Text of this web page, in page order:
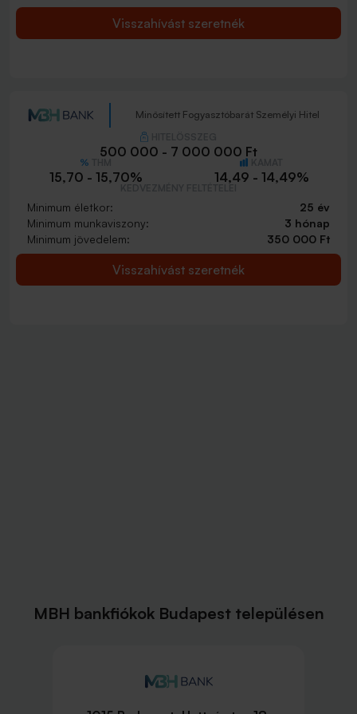
Visszahívást szeretnék
Minősített Fogyasztóbarát Személyi Hitel
500 000 - 7 000 000 Ft
15,70 - 15,70% 14,49 - 14,49%
Minimum életkor:
25 év
Minimum munkaviszony:
3 hónap
Minimum jövedelem:
350 000 Ft
Visszahívást szeretnék
MBH bankfiókok Budapest településen